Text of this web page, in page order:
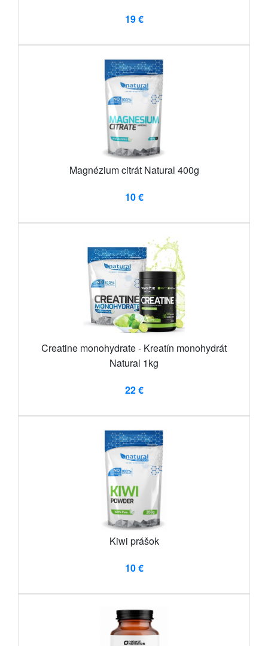
19 €
Magnézium citrát Natural 400g
10 €
Creatine monohydrate - Kreatín monohydrát
Natural 1kg
22 €
Kiwi prášok
10 €